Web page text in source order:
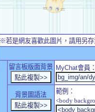
※若是網友喜歡此圖片，請用另
留言板版面背景 MyChat會員
背景圖語法
範例：
<body